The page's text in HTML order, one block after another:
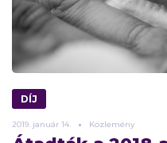
DÍJ
2019. január 14. Közlemény